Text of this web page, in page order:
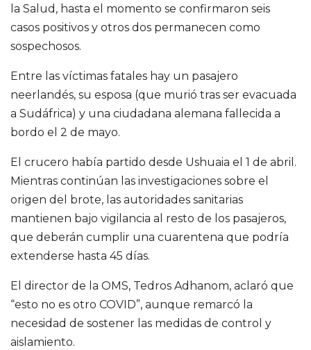
la Salud, hasta el momento se confirmaron seis
casos positivos y otros dos permanecen como
sospechosos.
Entre las víctimas fatales hay un pasajero
neerlandés, su esposa (que murió tras ser evacuada
a Sudáfrica) y una ciudadana alemana fallecida a
bordo el 2 de mayo.
El crucero había partido desde Ushuaia el 1 de abril.
Mientras continúan las investigaciones sobre el
origen del brote, las autoridades sanitarias
mantienen bajo vigilancia al resto de los pasajeros,
que deberán cumplir una cuarentena que podría
extenderse hasta 45 días.
El director de la OMS, Tedros Adhanom, aclaró que
“esto no es otro COVID”, aunque remarcó la
necesidad de sostener las medidas de control y
aislamiento.